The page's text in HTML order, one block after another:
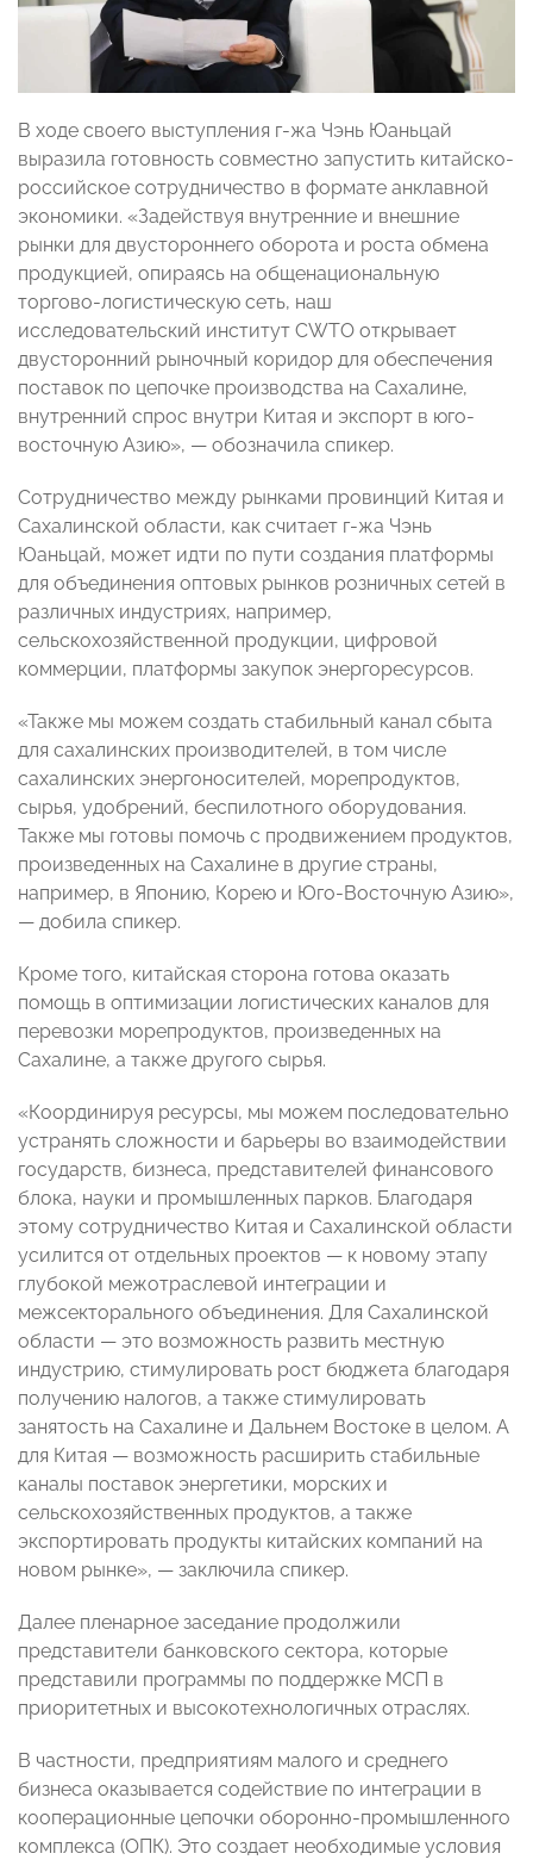
В ходе своего выступления г-жа Чэнь Юаньцай
выразила готовность совместно запустить китайско-
российское сотрудничество в формате анклавной
экономики. «Задействуя внутренние и внешние
рынки для двустороннего оборота и роста обмена
продукцией, опираясь на общенациональную
торгово-логистическую сеть, наш
исследовательский институт CWTO открывает
двусторонний рыночный коридор для обеспечения
поставок по цепочке производства на Сахалине,
внутренний спрос внутри Китая и экспорт в юго-
восточную Азию», — обозначила спикер.
Сотрудничество между рынками провинций Китая и
Сахалинской области, как считает г-жа Чэнь
Юаньцай, может идти по пути создания платформы
для объединения оптовых рынков розничных сетей в
различных индустриях, например,
сельскохозяйственной продукции, цифровой
коммерции, платформы закупок энергоресурсов.
«Также мы можем создать стабильный канал сбыта
для сахалинских производителей, в том числе
сахалинских энергоносителей, морепродуктов,
сырья, удобрений, беспилотного оборудования.
Также мы готовы помочь с продвижением продуктов,
произведенных на Сахалине в другие страны,
например, в Японию, Корею и Юго-Восточную Азию»,
— добила спикер.
Кроме того, китайская сторона готова оказать
помощь в оптимизации логистических каналов для
перевозки морепродуктов, произведенных на
Сахалине, а также другого сырья.
«Координируя ресурсы, мы можем последовательно
устранять сложности и барьеры во взаимодействии
государств, бизнеса, представителей финансового
блока, науки и промышленных парков. Благодаря
этому сотрудничество Китая и Сахалинской области
усилится от отдельных проектов — к новому этапу
глубокой межотраслевой интеграции и
межсекторального объединения. Для Сахалинской
области — это возможность развить местную
индустрию, стимулировать рост бюджета благодаря
получению налогов, а также стимулировать
занятость на Сахалине и Дальнем Востоке в целом. А
для Китая — возможность расширить стабильные
каналы поставок энергетики, морских и
сельскохозяйственных продуктов, а также
экспортировать продукты китайских компаний на
новом рынке», — заключила спикер.
Далее пленарное заседание продолжили
представители банковского сектора, которые
представили программы по поддержке МСП в
приоритетных и высокотехнологичных отраслях.
В частности, предприятиям малого и среднего
бизнеса оказывается содействие по интеграции в
кооперационные цепочки оборонно-промышленного
комплекса (ОПК). Это создает необходимые условия